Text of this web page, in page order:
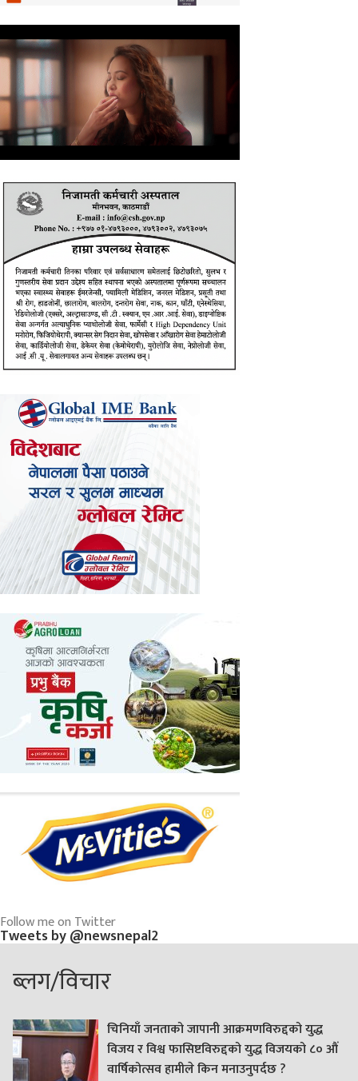
Follow me on Twitter
Tweets by @newsnepal2
ब्लग/विचार
चिनियाँ जनताको जापानी आक्रमणविरुद्दको युद्ध
विजय र विश्व फासिष्टविरुद्दको युद्ध विजयको ८० औं
वार्षिकोत्सव हामीले किन मनाउनुपर्दछ ?